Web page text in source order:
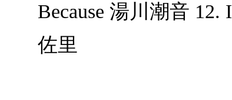
Because 湯川潮音 12.
佐里